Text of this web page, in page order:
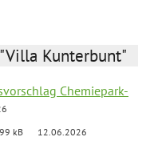
Kunterbunt"
Chemiepark-
kB 12.06.2026